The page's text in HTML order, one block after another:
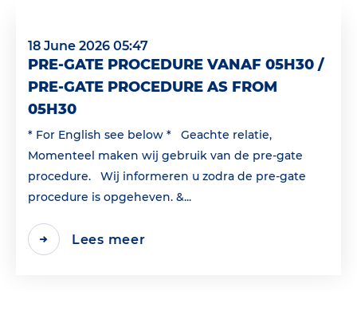
18 June 2026 05:47
PRE-GATE PROCEDURE VANAF 05H30 /
PRE-GATE PROCEDURE AS FROM
05H30
* For English see below * Geachte relatie,
Momenteel maken wij gebruik van de pre-gate
procedure. Wij informeren u zodra de pre-gate
procedure is opgeheven. &...
Lees meer